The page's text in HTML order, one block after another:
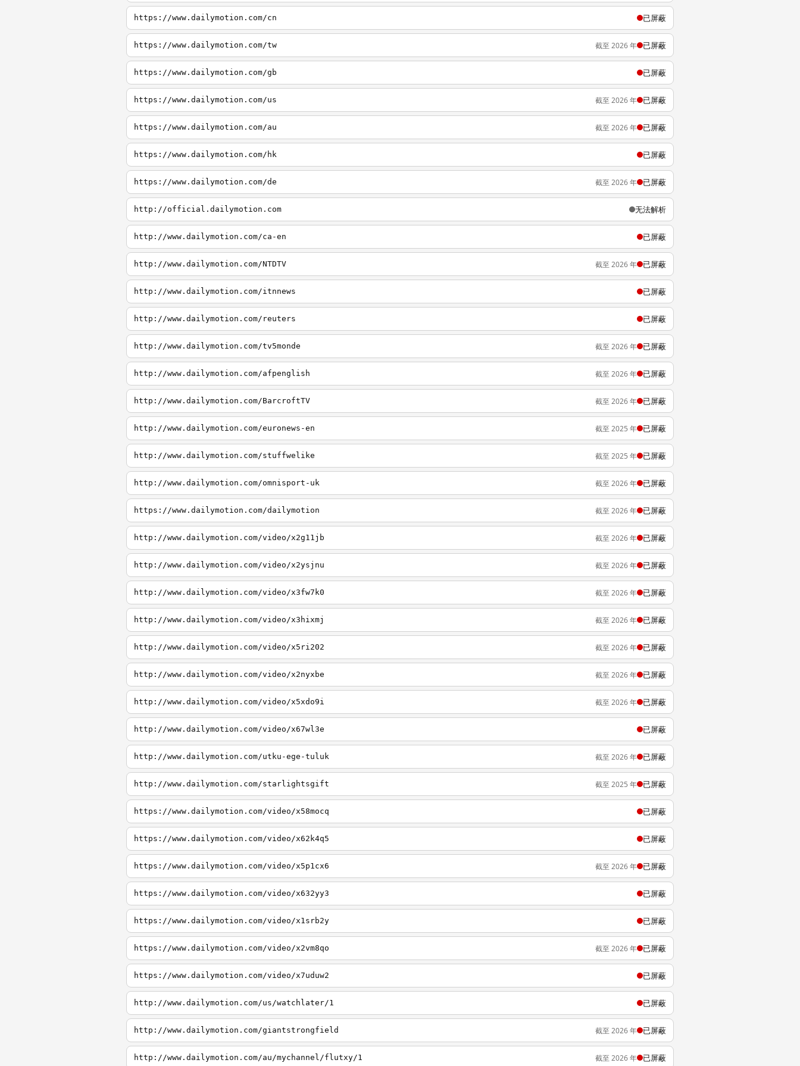
https://www.dailymotion.com/cn 已屏蔽
https://www.dailymotion.com/tw 截至 2026 年 已屏蔽
https://www.dailymotion.com/gb 已屏蔽
https://www.dailymotion.com/us 截至 2026 年 已屏蔽
https://www.dailymotion.com/au 截至 2026 年 已屏蔽
https://www.dailymotion.com/hk 已屏蔽
https://www.dailymotion.com/de 截至 2026 年 已屏蔽
http://official.dailymotion.com 无法解析
http://www.dailymotion.com/ca-en 已屏蔽
http://www.dailymotion.com/NTDTV 截至 2026 年 已屏蔽
http://www.dailymotion.com/itnnews 已屏蔽
http://www.dailymotion.com/reuters 已屏蔽
http://www.dailymotion.com/tv5monde 截至 2026 年 已屏蔽
http://www.dailymotion.com/afpenglish 截至 2026 年 已屏蔽
http://www.dailymotion.com/BarcroftTV 截至 2026 年 已屏蔽
http://www.dailymotion.com/euronews-en 截至 2025 年 已屏蔽
http://www.dailymotion.com/stuffwelike 截至 2025 年 已屏蔽
http://www.dailymotion.com/omnisport-uk 截至 2026 年 已屏蔽
https://www.dailymotion.com/dailymotion 截至 2026 年 已屏蔽
http://www.dailymotion.com/video/x2g11jb 截至 2026 年 已屏蔽
http://www.dailymotion.com/video/x2ysjnu 截至 2026 年 已屏蔽
http://www.dailymotion.com/video/x3fw7k0 截至 2026 年 已屏蔽
http://www.dailymotion.com/video/x3hixmj 截至 2026 年 已屏蔽
http://www.dailymotion.com/video/x5ri202 截至 2026 年 已屏蔽
http://www.dailymotion.com/video/x2nyxbe 截至 2026 年 已屏蔽
http://www.dailymotion.com/video/x5xdo9i 截至 2026 年 已屏蔽
http://www.dailymotion.com/video/x67wl3e 已屏蔽
http://www.dailymotion.com/utku-ege-tuluk 截至 2026 年 已屏蔽
http://www.dailymotion.com/starlightsgift 截至 2025 年 已屏蔽
https://www.dailymotion.com/video/x58mocq 已屏蔽
https://www.dailymotion.com/video/x62k4q5 已屏蔽
https://www.dailymotion.com/video/x5p1cx6 截至 2026 年 已屏蔽
https://www.dailymotion.com/video/x632yy3 已屏蔽
https://www.dailymotion.com/video/x1srb2y 已屏蔽
https://www.dailymotion.com/video/x2vm8qo 截至 2026 年 已屏蔽
https://www.dailymotion.com/video/x7uduw2 已屏蔽
http://www.dailymotion.com/us/watchlater/1 已屏蔽
http://www.dailymotion.com/giantstrongfield 截至 2026 年 已屏蔽
http://www.dailymotion.com/au/mychannel/flutxy/1 截至 2026 年 已屏蔽